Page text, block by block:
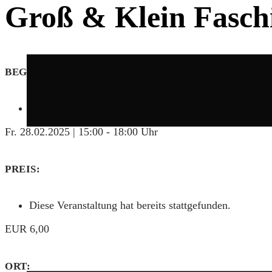
Groß & Klein
BEGINN:
Fr. 28.02.2025 | 15:00 - 18:00 Uhr
PREIS:
Diese Veranstaltung hat bereits stattgefunden.
EUR 6,00
ORT: